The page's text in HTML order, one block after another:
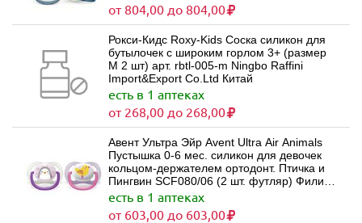
от 804,00 до 804,00
Рокси-Кидс Roxy-Kids Соска силикон для
бутылочек с широким горлом 3+ (размер
M 2 шт) арт. rbtl-005-m Ningbo Raffini
Import&Export Co.Ltd Китай
есть в 1 аптеках
от 268,00 до 268,00
Авент Ультра Эйр Avent Ultra Air Animals
Пустышка 0-6 мес. силикон для девочек
кольцом-держателем ортодонт. Птичка и
Пингвин SCF080/06 (2 шт. футляр) Филипс
Philips Consumer Lifestyle B.V. -
есть в 1 аптеках
от 603,00 до 603,00